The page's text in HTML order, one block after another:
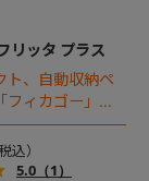
リッタ プラス
ト、自動収納ペ
フィカゴー」に
タイプが新登
5.0（1）